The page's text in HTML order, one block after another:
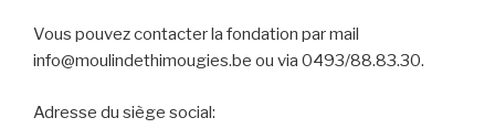
Vous pouvez contacter la fondation par mail
info@moulindethimougies.be ou via 0493/88.83.30.
Adresse du siège social: